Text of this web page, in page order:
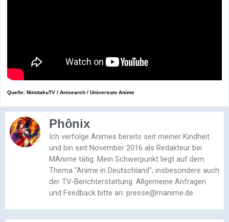
Quelle: NinotakuTV / Anisearch / Universum Anime
Phônix
Ich verfolge Animes bereits seit meiner Kindheit
und bin seit November 2016 als Redakteur bei
MAnime tätig. Mein Schwerpunkt liegt auf dem
Thema "Anime in Deutschland", insbesondere auch
der TV-Berichterstattung. Allgemeine Anfragen
und Feedback bitte an: presse@manime.de